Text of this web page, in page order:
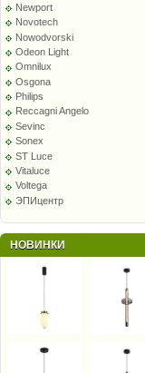
Newport
Novotech
Nowodvorski
Odeon Light
Omnilux
Osgona
Philips
Reccagni Angelo
Sevinc
Sonex
ST Luce
Vitaluce
Voltega
ЭПИцентр
НОВИНКИ